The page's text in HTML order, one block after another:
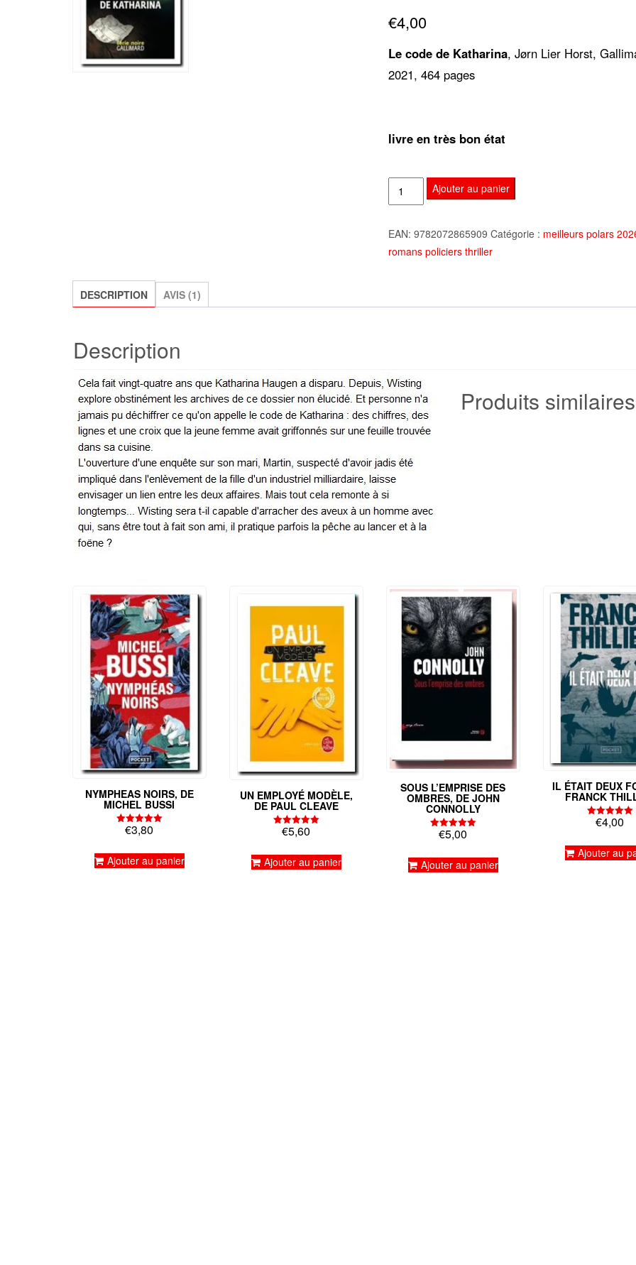
basé sur
notation
€4,00
Le code de Katharina, Jørn Lier Horst,
2021, 464 pages
livre en très bon état
quantité
de
code
de
Lier
Ajouter au panier
EAN: 9782072865909 Catégorie : meilleurs polars
romans policiers thriller
DESCRIPTION AVIS (1)
Description
Produits similaires
NYMPHEAS NOIRS, DE
MICHEL BUSSI
Note
5.00
€3,80
Ajouter au panier
UN EMPLOYÉ MODÈLE,
DE PAUL CLEAVE
Note
5.00
€5,60
Ajouter au panier
SOUS L’EMPRISE DES
OMBRES, DE JOHN
CONNOLLY
Note
5.00
€5,00
Ajouter au panier
IL ÉTAIT DEUX
FRANCK
Note
5.00
€4,00
Ajouter au